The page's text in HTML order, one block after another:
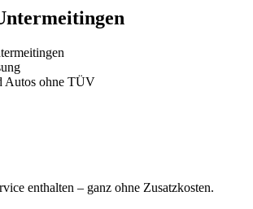
Autos ohne TÜV
enthalten – ganz ohne Zusatzkosten.